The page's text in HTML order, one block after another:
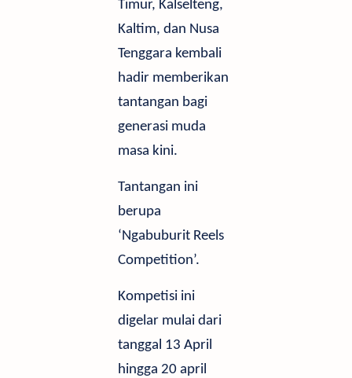
Timur, Kalselteng,
Kaltim, dan Nusa
Tenggara kembali
hadir memberikan
tantangan bagi
generasi muda
masa kini.
Tantangan ini
berupa
‘Ngabuburit Reels
Competition’.
Kompetisi ini
digelar mulai dari
tanggal 13 April
hingga 20 april